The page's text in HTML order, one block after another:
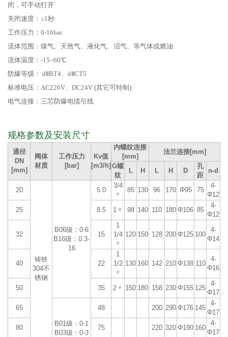
闭，可手动打开
关闭速度：≤1秒
工作压力：0-16bar
流体范围：煤气、天然气、液化气、沼气、等气体或燃油
流体温度：-15~60℃
防爆等级： dⅡBT4、dⅡCT5
标准电压：AC220V、DC24V (其它可特制)
电气连接：三芯防爆电缆引线
规格参数及安装尺寸
通径
DN
[mm]
阀体
材质
工作压力
[bar]
Kv值
[m3/h]
内螺纹连接
[mm]
法兰连接[mm]
G螺
纹
L H L H D
孔
距
n-d
20
铸铁
304不
锈钢
B06级：0-6
B16级：0.3-
16
5.0
3/4
〃
85 130 96 170 Φ95 75
4-
Φ12
25
8.5 1〃 98 140 110 180 Φ106 85
4-
Φ12
32 15
1
1/4
〃
120 150 128 200 Φ125 100
4-
Φ14
40 22
1
1/2
〃
130 160 142 210 Φ138 110
4-
Φ16
50 35 2〃 150 180 158 230 Φ155 125
4-
Φ17
65
B01级：0-1
B03级：0-3
48 200 290 Φ176 145
4-
Φ17
80
75 220 320 Φ190 160
4-
Φ17